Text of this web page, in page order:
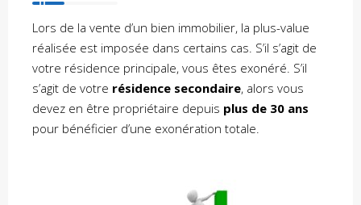
Lors de la vente d’un bien immobilier, la plus-value
réalisée est imposée dans certains cas. S’il s’agit de
votre résidence principale, vous êtes exonéré. S’il
s’agit de votre résidence secondaire, alors vous
devez en être propriétaire depuis plus de 30 ans
pour bénéficier d’une exonération totale.